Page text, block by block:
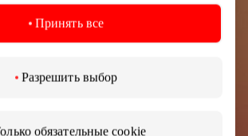
Принять все
Разрешить выбор
обязательные cookie